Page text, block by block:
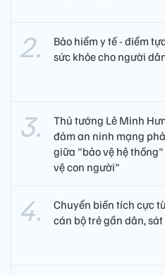
Bảo hiểm y tế - điểm
sức khỏe cho người
Thủ tướng Lê Minh
đảm an ninh mạng
giữa "bảo vệ hệ
vệ con người"
Chuyển biến tích cực
cán bộ trẻ gần dân,